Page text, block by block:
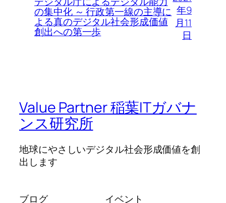
の集中化 ～ 行政第一線の主導に
よる真のデジタル社会形成価値
創出への第一歩
年9
月11
日
Value Partner 稲葉ITガバナ
ンス研究所
地球にやさしいデジタル社会形成価値を創
出します
ブログ イベント